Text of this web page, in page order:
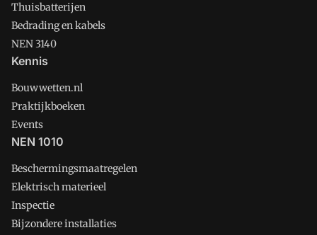
Thuisbatterijen
Bedrading en kabels
NEN 3140
Kennis
Bouwwetten.nl
Praktijkboeken
Events
NEN 1010
Beschermingsmaatregelen
Elektrisch materieel
Inspectie
Bijzondere installaties